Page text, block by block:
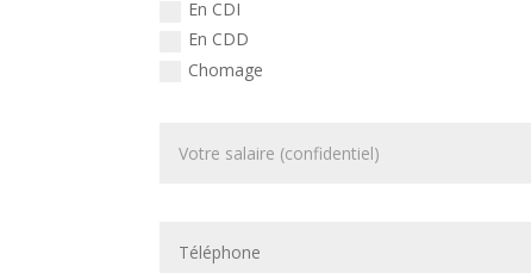
En CDI
En CDD
Chomage